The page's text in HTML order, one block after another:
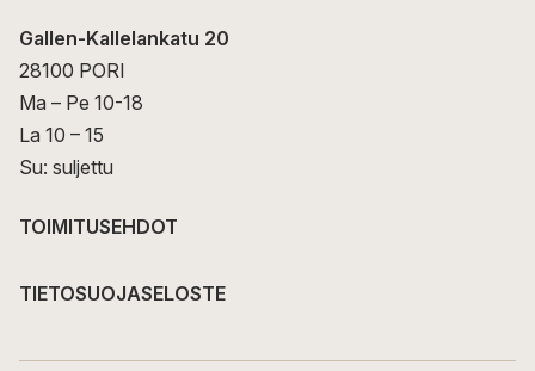
Gallen-Kallelankatu 20
28100 PORI
Ma – Pe 10-18
La 10 – 15
Su: suljettu
TOIMITUSEHDOT
TIETOSUOJASELOSTE